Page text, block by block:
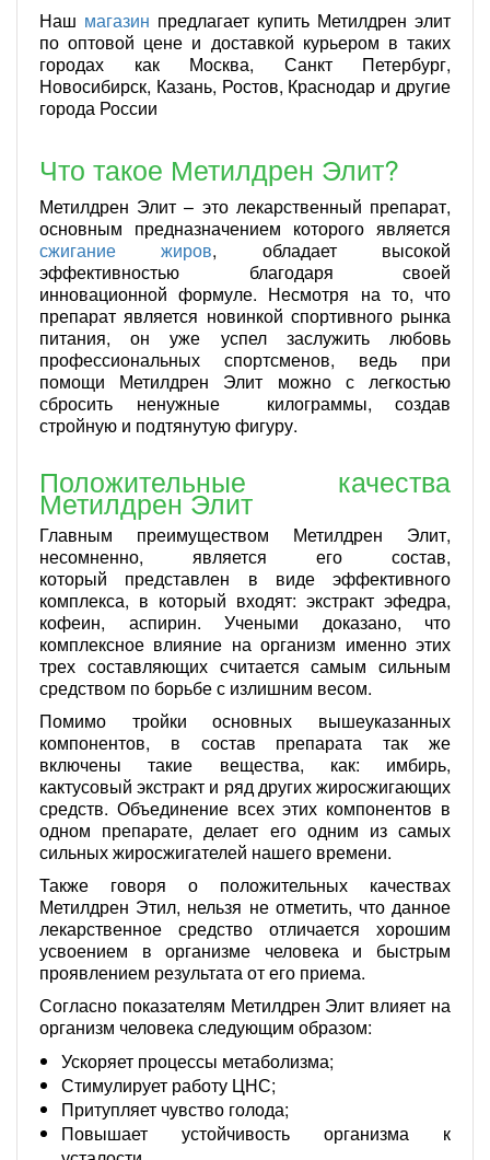
Наш магазин предлагает купить Метилдрен элит
по оптовой цене и доставкой курьером в таких
городах как Москва, Санкт Петербург,
Новосибирск, Казань, Ростов, Краснодар и другие
города России
Что такое Метилдрен Элит?
Метилдрен Элит – это лекарственный препарат,
основным предназначением которого является
сжигание жиров, обладает высокой
эффективностью благодаря своей
инновационной формуле. Несмотря на то, что
препарат является новинкой спортивного рынка
питания, он уже успел заслужить любовь
профессиональных спортсменов, ведь при
помощи Метилдрен Элит можно с легкостью
сбросить ненужные килограммы, создав
стройную и подтянутую фигуру.
Положительные качества
Метилдрен Элит
Главным преимуществом Метилдрен Элит,
несомненно, является его состав,
который представлен в виде эффективного
комплекса, в который входят: экстракт эфедра,
кофеин, аспирин. Учеными доказано, что
комплексное влияние на организм именно этих
трех составляющих считается самым сильным
средством по борьбе с излишним весом.
Помимо тройки основных вышеуказанных
компонентов, в состав препарата так же
включены такие вещества, как: имбирь,
кактусовый экстракт и ряд других жиросжигающих
средств. Объединение всех этих компонентов в
одном препарате, делает его одним из самых
сильных жиросжигателей нашего времени.
Также говоря о положительных качествах
Метилдрен Этил, нельзя не отметить, что данное
лекарственное средство отличается хорошим
усвоением в организме человека и быстрым
проявлением результата от его приема.
Согласно показателям Метилдрен Элит влияет на
организм человека следующим образом:
Ускоряет процессы метаболизма;
Стимулирует работу ЦНС;
Притупляет чувство голода;
Повышает устойчивость организма к